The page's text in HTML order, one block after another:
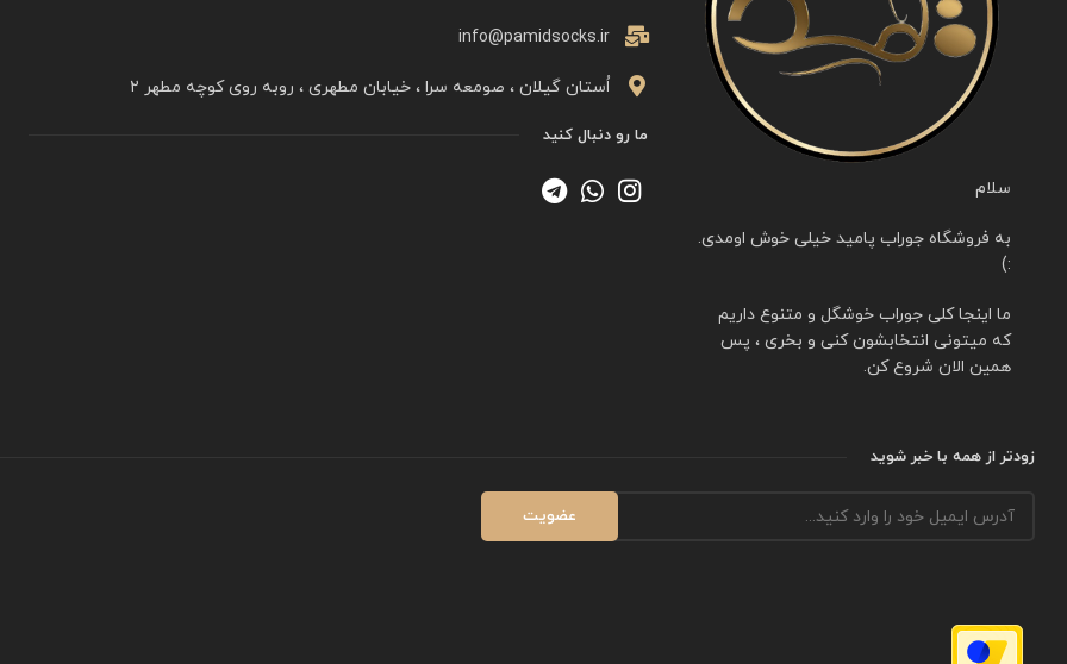
سلام
به فروشگاه جوراب پامید خیلی خوش اومدی.
:)
ما اینجا کلی جوراب خوشگل و متنوع داریم
که میتونی انتخابشون کنی و بخری ، پس
همین الان شروع کن.
info@pamidsocks.ir
اُستان گیلان ، صومعه سرا ، خیابان مطهری ، روبه روی کوچه مطهر ۲
ما رو دنبال کنید
زودتر از همه با خبر شوید